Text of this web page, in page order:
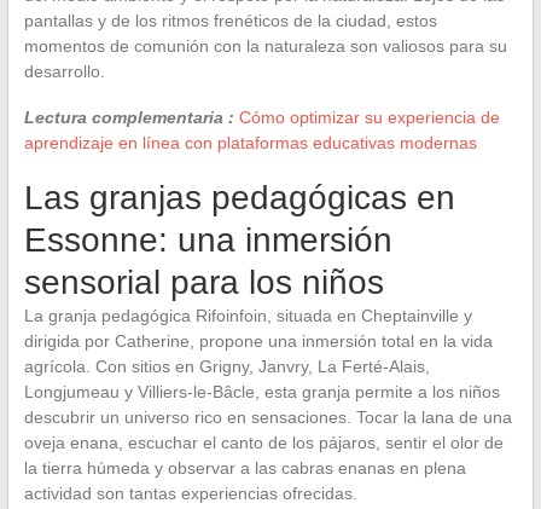
pantallas y de los ritmos frenéticos de la ciudad, estos
momentos de comunión con la naturaleza son valiosos para su
desarrollo.
Lectura complementaria : Cómo optimizar su experiencia de
aprendizaje en línea con plataformas educativas modernas
Las granjas pedagógicas en
Essonne: una inmersión
sensorial para los niños
La granja pedagógica Rifoinfoin, situada en Cheptainville y
dirigida por Catherine, propone una inmersión total en la vida
agrícola. Con sitios en Grigny, Janvry, La Ferté-Alais,
Longjumeau y Villiers-le-Bâcle, esta granja permite a los niños
descubrir un universo rico en sensaciones. Tocar la lana de una
oveja enana, escuchar el canto de los pájaros, sentir el olor de
la tierra húmeda y observar a las cabras enanas en plena
actividad son tantas experiencias ofrecidas.